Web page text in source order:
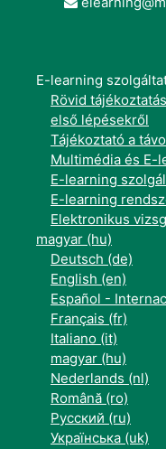
E-learning
Rövid
első lépésekről
Tájékoztató a
Multimédia és E-
E-learning
E-learning
Elektronikus
magyar ‎(hu)‎
Deutsch ‎(de)‎
English ‎(en)‎
Español -
Français ‎(fr)‎
Italiano ‎(it)‎
magyar ‎(hu)‎
Nederlands ‎(nl)‎
Română ‎(ro)‎
Русский ‎(ru)‎
Українська ‎(uk)‎